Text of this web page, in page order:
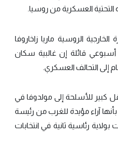
التحتية العسكرية من روسيا.
الروسية ماريا زاخاروفا
قائلة إن غالبية سكان
إلى التحالف العسكري.
كبير للأسلحة إلى مولدوفا في
آراء مؤيدة للغرب من رئيسة
بولاية رئاسية ثانية في انتخابات